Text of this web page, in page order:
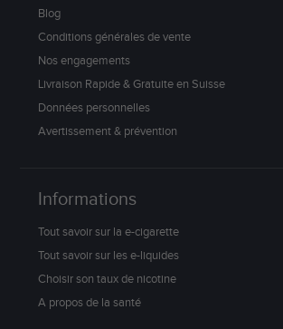
Blog
Conditions générales de vente
Nos engagements
Livraison Rapide & Gratuite en Suisse
Données personnelles
Avertissement & prévention
Informations
Tout savoir sur la e-cigarette
Tout savoir sur les e-liquides
Choisir son taux de nicotine
A propos de la santé